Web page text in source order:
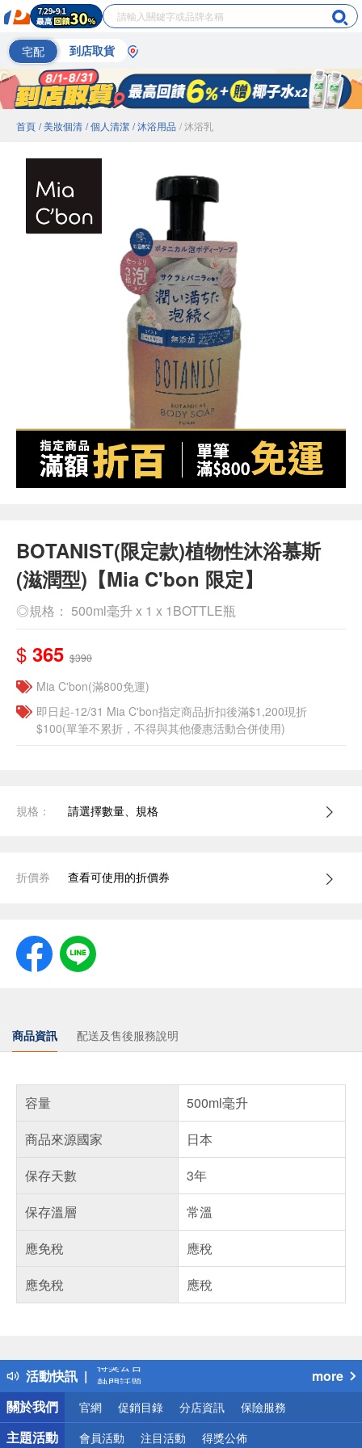
宅配 到店取貨
首頁 / 美妝個清 / 個人清潔 / 沐浴用品 / 沐浴乳
BOTANIST(限定款)植物性沐浴慕斯
(滋潤型)【Mia C'bon 限定】
◎規格： 500ml毫升 x 1 x 1BOTTLE瓶
$ 365 $390
Mia C'bon(滿800免運)
即日起-12/31 Mia C'bon指定商品折扣後滿$1,200現折
$100(單筆不累折，不得與其他優惠活動合併使用)
規格： 請選擇數量、規格
折價券 查看可使用的折價券
商品資訊 配送及售後服務說明
容量
500ml毫升
商品來源國家
日本
保存天數
3年
保存溫層
常溫
應免稅
應稅
應免稅
應稅
活動快訊
得獎公告
熱門話題
銀行優惠
偏遠地區配送
詐騙網頁！請小心！
more
關於我們
官網 促銷目錄 分店資訊 保險服務
主題活動 會員活動 注目活動 得獎公佈